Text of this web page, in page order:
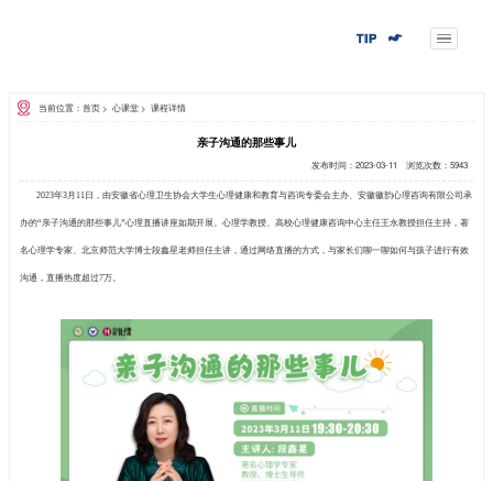
当前位置：首页>心课堂>课程详情
亲子沟通的那
2023年3月11日，由安徽省心理卫生协会大学生心理健康和
办的“亲子沟通的那些事儿”心理直播讲座如期开展。心理学教授
名心理学专家、北京师范大学博士段鑫星老师担任主讲，通过网